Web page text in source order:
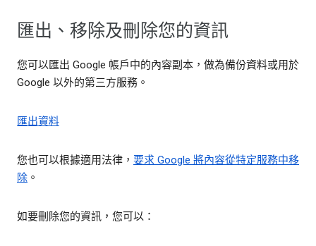
匯出、移除及刪除您的資訊
您可以匯出 Google 帳戶中的內容副本，做為備份資料或用於
Google 以外的第三方服務。
匯出資料
您也可以根據適用法律， 要求 Google 將內容從特定服務中移
除 。
如要刪除您的資訊，您可以：